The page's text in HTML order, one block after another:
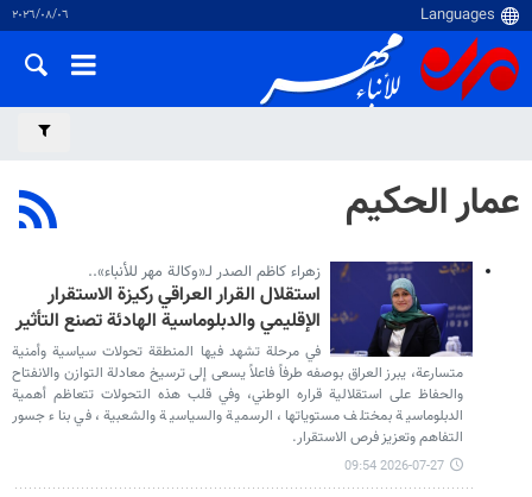
٠٦‏/٠٨‏/٢٠٢٦
عمار الحكيم
زهراء كاظم الصدر لـ«وكالة مهر للأنباء»..
استقلال القرار العراقي ركيزة الاستقرار
الإقليمي والدبلوماسية الهادئة تصنع التأثير
في مرحلة تشهد فيها المنطقة تحولات سياسية وأمنية
متسارعة، يبرز العراق بوصفه طرفاً فاعلاً يسعى إلى ترسيخ معادلة التوازن والانفتاح
والحفاظ على استقلالية قراره الوطني، وفي قلب هذه التحولات تتعاظم أهمية
الدبلوماسية بمختلف مستوياتها، الرسمية والسياسية والشعبية، في بناء جسور
التفاهم وتعزيز فرص الاستقرار.
2026-07-27 09:54